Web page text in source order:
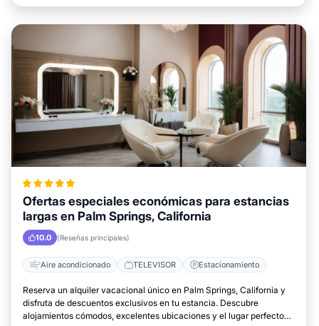
Ofertas especiales económicas para estancias
largas en Palm Springs, California
10.0 (Reseñas principales)
Aire acondicionado TELEVISOR Estacionamiento
Reserva un alquiler vacacional único en Palm Springs, California y
disfruta de descuentos exclusivos en tu estancia. Descubre
alojamientos cómodos, excelentes ubicaciones y el lugar perfecto